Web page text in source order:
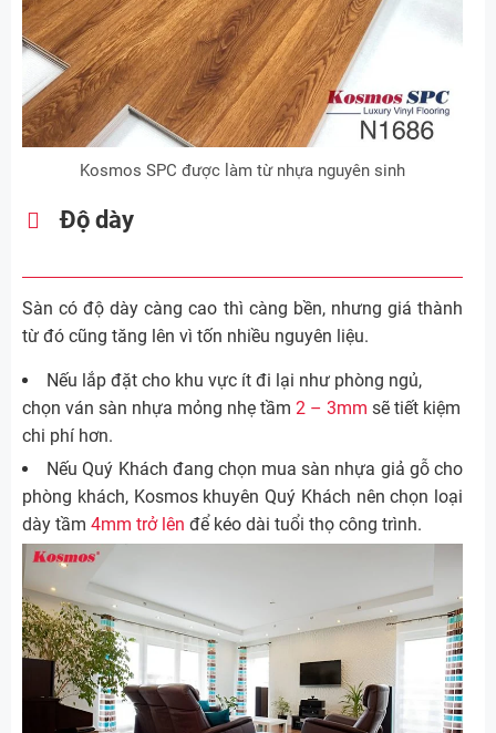
Kosmos SPC được làm từ nhựa nguyên sinh
Độ dày
Sàn có độ dày càng cao thì càng bền, nhưng giá thành
từ đó cũng tăng lên vì tốn nhiều nguyên liệu.
Nếu lắp đặt cho khu vực ít đi lại như phòng ngủ,
chọn ván sàn nhựa mỏng nhẹ tầm 2 – 3mm sẽ tiết kiệm
chi phí hơn.
Nếu Quý Khách đang chọn mua sàn nhựa giả gỗ cho
phòng khách, Kosmos khuyên Quý Khách nên chọn loại
dày tầm 4mm trở lên để kéo dài tuổi thọ công trình.